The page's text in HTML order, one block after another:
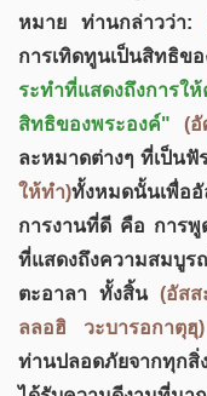
หมาย ท่านกล่าวว่า:
การเทิดทูนเป็นสิทธิข
ระทำที่แสดงถึงการใ
สิทธิของพระองค์"
(อั
ละหมาดต่างๆ ที่เป็นฟั
ให้ทำ)ทั้งหมดนั้นเพื่อ
การงานที่ดี คือ การ
ที่แสดงถึงความสมบู
ตะอาลา ทั้งสิ้น (อัสส
ลลอฮิ วะบารอกาตุฮุ)
ท่านปลอดภัยจากทุกสิ่